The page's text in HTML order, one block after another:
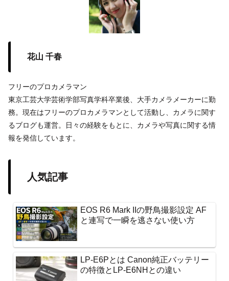
花山 千春
フリーのプロカメラマン
東京工芸大学芸術学部写真学科卒業後、大手カメラメーカーに勤
務。現在はフリーのプロカメラマンとして活動し、カメラに関す
るブログも運営。日々の経験をもとに、カメラや写真に関する情
報を発信しています。
人気記事
EOS R6 Mark IIの野鳥撮影設定 AF
と連写で一瞬を逃さない使い方
LP-E6Pとは Canon純正バッテリー
の特徴とLP-E6NHとの違い